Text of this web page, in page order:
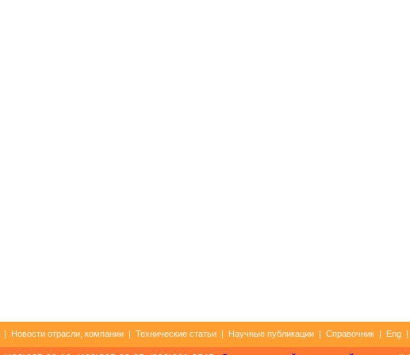
| Новости отрасли, компании | Технические статьи | Научные публикации | Справочник | Eng |